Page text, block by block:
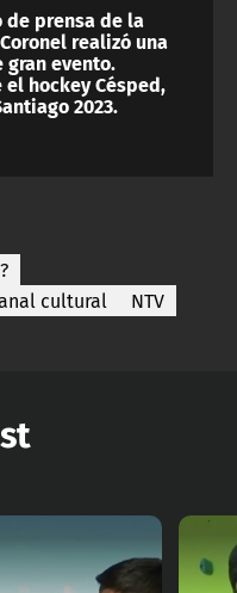
de prensa de la
realizó una
evento.
hockey Césped,
2023.
cultural NTV